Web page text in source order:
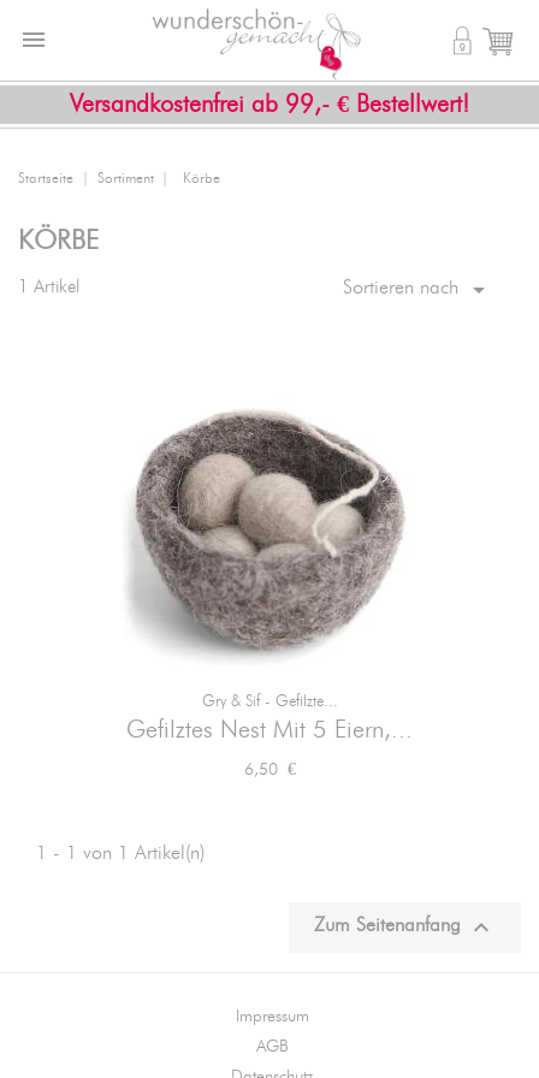
Versandkostenfrei ab 99,- € Bestellwert!
 shopping_cart

Startseite Sortiment Körbe
KÖRBE
1 Artikel Sortieren nach 
Gry & Sif - Gefilzte...
Gefilztes Nest Mit 5 Eiern,...
Preis
6,50 €
1 - 1 von 1 Artikel(n)
Zum Seitenanfang 
Impressum
AGB